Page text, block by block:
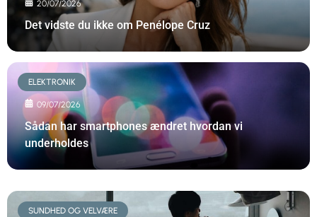
20/07/2026
Det vidste du ikke om Penélope Cruz
ELEKTRONIK
09/07/2026
Sådan har smartphones ændret hvordan vi
underholdes
SUNDHED OG VELVÆRE